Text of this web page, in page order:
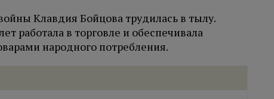
Клавдия Бойцова трудилась в тылу.
работала в торговле и обеспечивала
народного потребления.